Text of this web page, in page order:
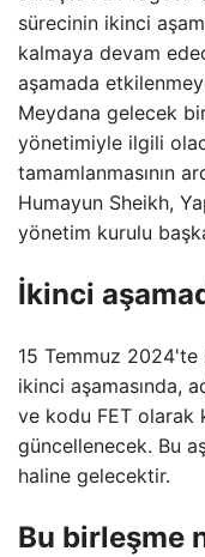
sürecinin ikinci
kalmaya devam
aşamada
Meydana gelecek
yönetimiyle ilgili
tamamlanmasının
Humayun Sheikh,
yönetim kurulu
İkinci
15 Temmuz 2024'te
ikinci aşamasında,
ve kodu FET olarak
güncellenecek. Bu
haline gelecektir.
Bu birleşme